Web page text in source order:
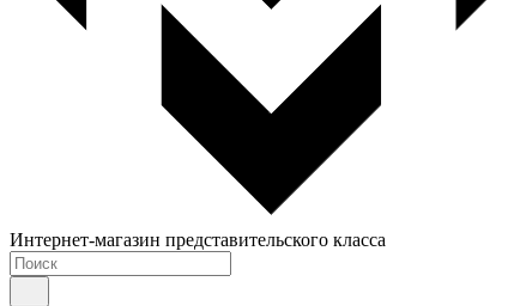
Интернет-магазин представительского класса